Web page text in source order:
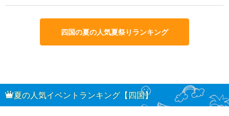
四国の夏の人気夏祭りランキング
夏の人気イベントランキング【四国】